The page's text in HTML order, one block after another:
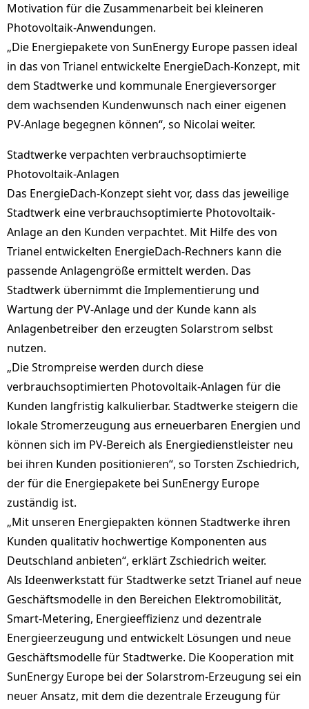
Motivation für die Zusammenarbeit bei kleineren
Photovoltaik-Anwendungen.
„Die Energiepakete von SunEnergy Europe passen ideal
in das von Trianel entwickelte EnergieDach-Konzept, mit
dem Stadtwerke und kommunale Energieversorger
dem wachsenden Kundenwunsch nach einer eigenen
PV-Anlage begegnen können“, so Nicolai weiter.
Stadtwerke verpachten verbrauchsoptimierte
Photovoltaik-Anlagen
Das EnergieDach-Konzept sieht vor, dass das jeweilige
Stadtwerk eine verbrauchsoptimierte Photovoltaik-
Anlage an den Kunden verpachtet. Mit Hilfe des von
Trianel entwickelten EnergieDach-Rechners kann die
passende Anlagengröße ermittelt werden. Das
Stadtwerk übernimmt die Implementierung und
Wartung der PV-Anlage und der Kunde kann als
Anlagenbetreiber den erzeugten Solarstrom selbst
nutzen.
„Die Strompreise werden durch diese
verbrauchsoptimierten Photovoltaik-Anlagen für die
Kunden langfristig kalkulierbar. Stadtwerke steigern die
lokale Stromerzeugung aus erneuerbaren Energien und
können sich im PV-Bereich als Energiedienstleister neu
bei ihren Kunden positionieren“, so Torsten Zschiedrich,
der für die Energiepakete bei SunEnergy Europe
zuständig ist.
„Mit unseren Energiepakten können Stadtwerke ihren
Kunden qualitativ hochwertige Komponenten aus
Deutschland anbieten“, erklärt Zschiedrich weiter.
Als Ideenwerkstatt für Stadtwerke setzt Trianel auf neue
Geschäftsmodelle in den Bereichen Elektromobilität,
Smart-Metering, Energieeffizienz und dezentrale
Energieerzeugung und entwickelt Lösungen und neue
Geschäftsmodelle für Stadtwerke. Die Kooperation mit
SunEnergy Europe bei der Solarstrom-Erzeugung sei ein
neuer Ansatz, mit dem die dezentrale Erzeugung für